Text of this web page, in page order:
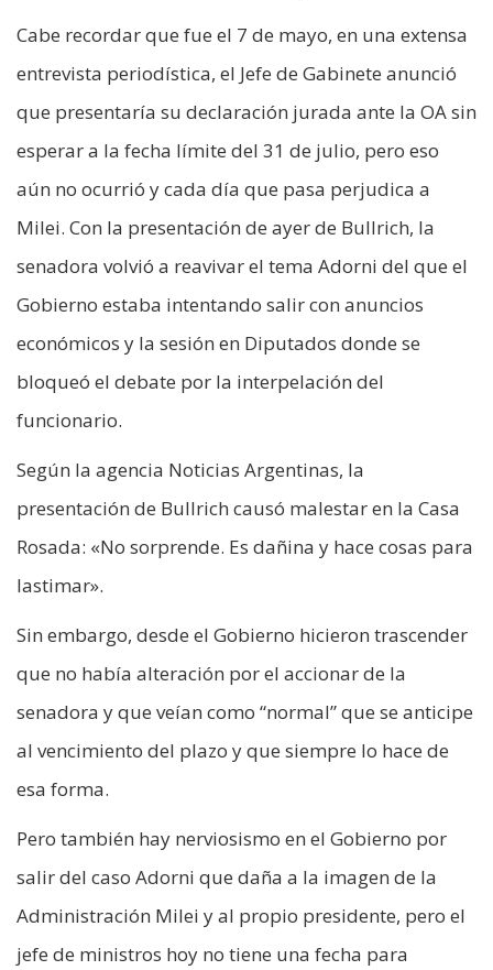
Cabe recordar que fue el 7 de mayo, en una extensa
entrevista periodística, el Jefe de Gabinete anunció
que presentaría su declaración jurada ante la OA sin
esperar a la fecha límite del 31 de julio, pero eso
aún no ocurrió y cada día que pasa perjudica a
Milei. Con la presentación de ayer de Bullrich, la
senadora volvió a reavivar el tema Adorni del que el
Gobierno estaba intentando salir con anuncios
económicos y la sesión en Diputados donde se
bloqueó el debate por la interpelación del
funcionario.
Según la agencia Noticias Argentinas, la
presentación de Bullrich causó malestar en la Casa
Rosada: «No sorprende. Es dañina y hace cosas para
lastimar».
Sin embargo, desde el Gobierno hicieron trascender
que no había alteración por el accionar de la
senadora y que veían como “normal” que se anticipe
al vencimiento del plazo y que siempre lo hace de
esa forma.
Pero también hay nerviosismo en el Gobierno por
salir del caso Adorni que daña a la imagen de la
Administración Milei y al propio presidente, pero el
jefe de ministros hoy no tiene una fecha para